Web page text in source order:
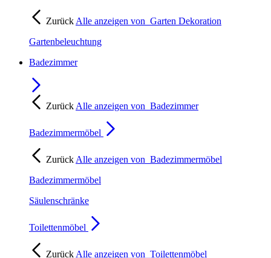
Zurück Alle anzeigen von Garten Dekoration
Gartenbeleuchtung
Badezimmer
Zurück Alle anzeigen von Badezimmer
Badezimmermöbel
Zurück Alle anzeigen von Badezimmermöbel
Badezimmermöbel
Säulenschränke
Toilettenmöbel
Zurück Alle anzeigen von Toilettenmöbel